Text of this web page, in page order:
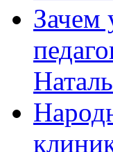
Зачем